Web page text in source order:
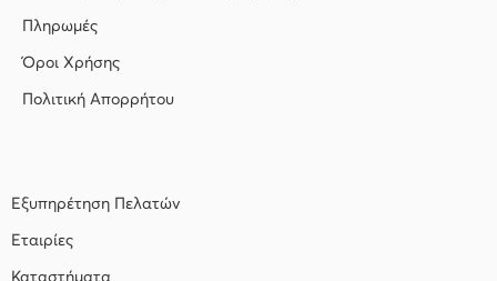
Πληρωμές
Όροι Χρήσης
Πολιτική Απορρήτου
Εξυπηρέτηση Πελατών
Εταιρίες